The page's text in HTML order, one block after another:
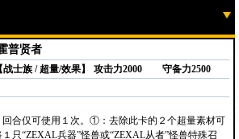
普贤者
【战士族 / 超量/效果】
攻击力2000 守备力2500
合仅可使用１次。①：去除此卡的２个超量素材可
只“ZEXAL兵器”怪兽或“ZEXAL从者”怪兽特殊召